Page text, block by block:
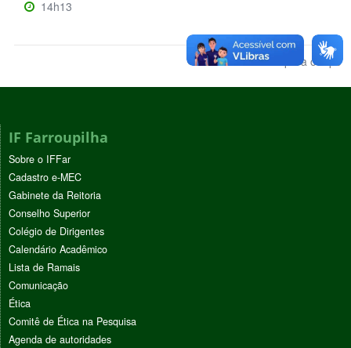
14h13
Voltar para o topo
IF Farroupilha
Sobre o IFFar
Cadastro e-MEC
Gabinete da Reitoria
Conselho Superior
Colégio de Dirigentes
Calendário Acadêmico
Lista de Ramais
Comunicação
Ética
Comitê de Ética na Pesquisa
Agenda de autoridades